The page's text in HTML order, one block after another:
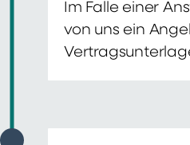
Im Falle einer
von uns ein